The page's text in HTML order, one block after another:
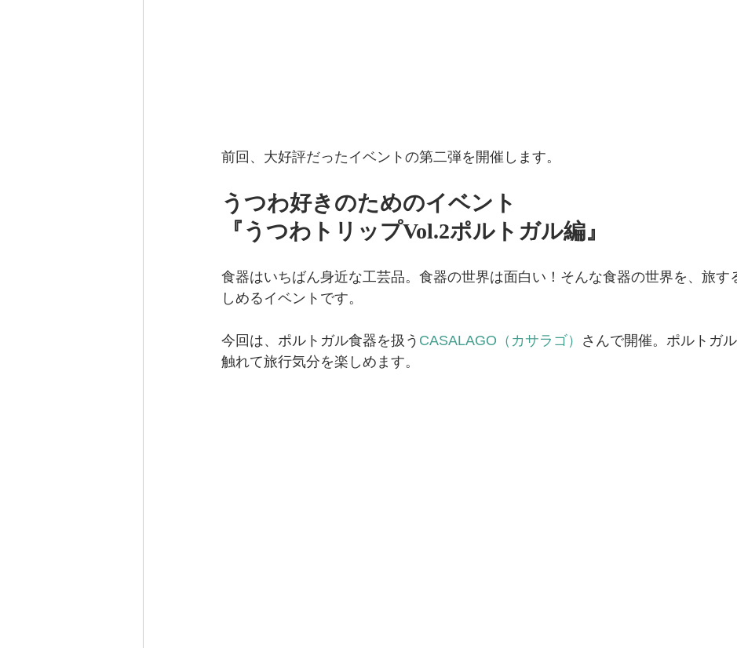
前回、大好評だったイベントの第二弾を開催します。
うつわ好きのためのイベント
『うつわトリップVol.2ポルトガル編』
食器はいちばん身近な工芸品。食器の世界は面白い！そんな食器の世界を、旅す
しめるイベントです。
今回は、ポルトガル食器を扱う CASALAGO（カサラゴ） さんで開催。ポルトガ
触れて旅行気分を楽しめます。